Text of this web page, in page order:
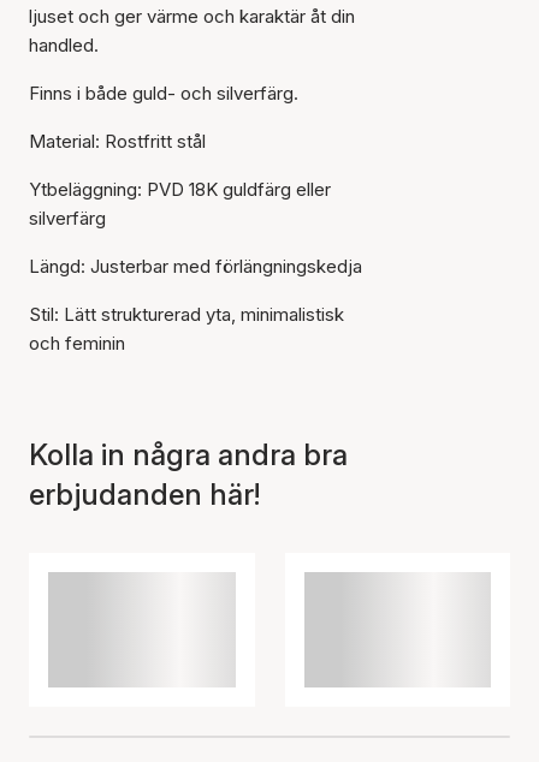
korgen
ljuset och ger värme och karaktär åt din
handled.
Finns i både guld- och silverfärg.
Material: Rostfritt stål
Ytbeläggning: PVD 18K guldfärg eller
silverfärg
Längd: Justerbar med förlängningskedja
Stil: Lätt strukturerad yta, minimalistisk
och feminin
Kolla in några andra bra
erbjudanden här!